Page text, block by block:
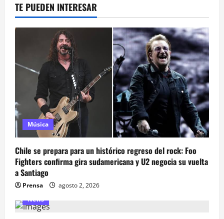
TE PUEDEN INTERESAR
Música
Chile se prepara para un histórico regreso del rock: Foo
Fighters confirma gira sudamericana y U2 negocia su vuelta
a Santiago
Prensa
agosto 2, 2026
News